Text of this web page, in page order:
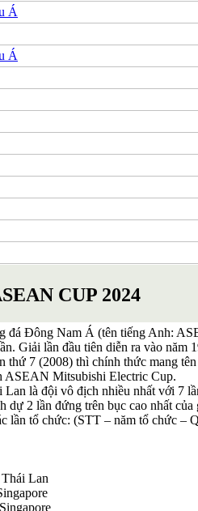
Á
Á
CUP 2024
đá Đông Nam Á (tên tiếng Anh:
Giải lần đầu tiên diễn ra vào
thứ 7 (2008) thì chính thức mang
ASEAN Mitsubishi Electric Cup.
là đội vô địch nhiều nhất với 7
dự 2 lần đứng trên bục cao nhất của
lần tổ chức: (STT – năm tổ chức –
Lan